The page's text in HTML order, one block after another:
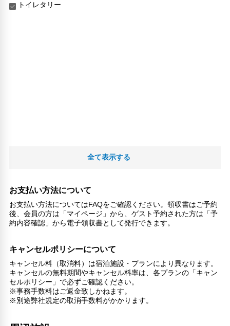
トイレタリー
全て表示する
お支払い方法について
お支払い方法についてはFAQをご確認ください。領収書はご予約
後、会員の方は「マイページ」から、ゲスト予約された方は「予
約内容確認」から電子領収書として発行できます。
キャンセルポリシーについて
キャンセル料（取消料）は宿泊施設・プランにより異なります。
キャンセルの無料期間やキャンセル料率は、各プランの「キャン
セルポリシー」で必ずご確認ください。
※事務手数料はご返金致しかねます。
※別途弊社規定の取消手数料がかかります。